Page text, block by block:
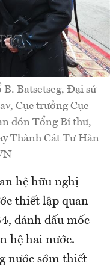
Batsetseg, Đại sứ
Cục trưởng Cục
đón Tổng Bí thư,
Thành Cát Tư Hãn
hệ hữu nghị
thiết lập quan
đánh dấu mốc
hệ hai nước.
nước sớm thiết